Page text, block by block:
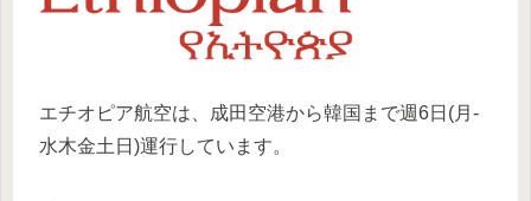
エチオピア航空は、成田空港から韓国まで週6日(月-
水木金土日)運行しています。